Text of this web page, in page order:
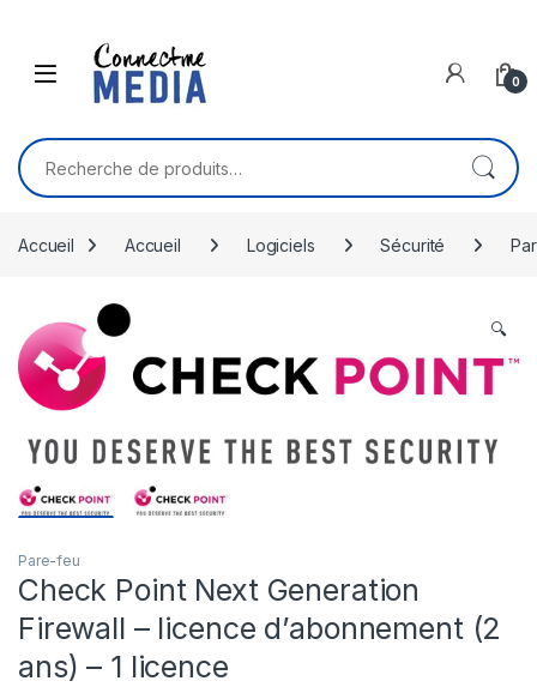
0
Recherche pour :
Accueil Accueil Logiciels Sécurité
🔍
Pare-feu
Check Point Next Generation
Firewall – licence d’abonnement (2
ans) – 1 licence